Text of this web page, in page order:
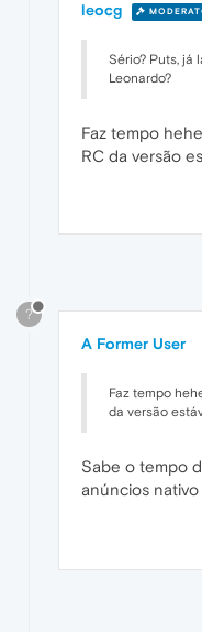
leocg
Sério? Puts, já
Leonardo?
Faz tempo
RC da versão
?
A Former User
Faz tempo
da versão
Sabe o tempo
anúncios